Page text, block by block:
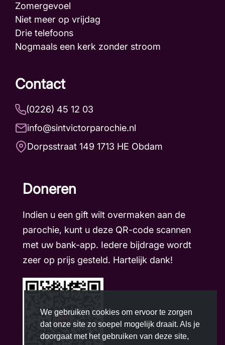
Zomergevoel
Niet meer op vrijdag
Drie telefoons
Nogmaals een kerk zonder stroom
Contact
(0226) 45 12 03
info@sintvictorparochie.nl
Dorpsstraat 149 1713 HE Obdam
Doneren
Indien u een gift wilt overmaken aan de
parochie, kunt u deze QR-code scannen
met uw bank-app. Iedere bijdrage wordt
zeer op prijs gesteld. Hartelijk dank!
We gebruiken cookies om ervoor te zorgen
dat onze site zo soepel mogelijk draait. Als je
doorgaat met het gebruiken van deze site,